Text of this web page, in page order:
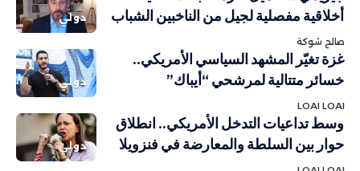
دولي
أخلاقية مفصلية لجيل من الناخبين الشباب
صالح شوكة
دولي
غزة تغيّر المشهد السياسي الأمريكي..
خسائر متتالية لمرشحي “أيباك”
LOAI LOAI
دولي
وسط تداعيات التدخل الأمريكي.. انطلاق
حوار بين السلطة والمعارضة في فنزويلا